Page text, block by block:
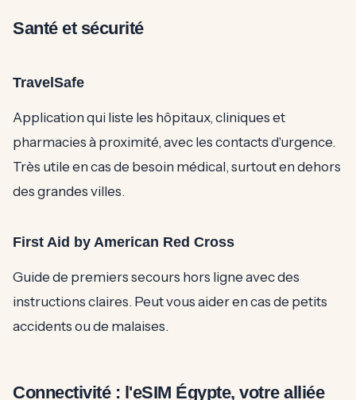
Santé et sécurité
TravelSafe
Application qui liste les hôpitaux, cliniques et
pharmacies à proximité, avec les contacts d'urgence.
Très utile en cas de besoin médical, surtout en dehors
des grandes villes.
First Aid by American Red Cross
Guide de premiers secours hors ligne avec des
instructions claires. Peut vous aider en cas de petits
accidents ou de malaises.
Connectivité : l'eSIM Égypte, votre alliée